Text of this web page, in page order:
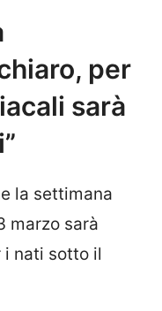
per
sarà
la settimana
marzo sarà
nati sotto il